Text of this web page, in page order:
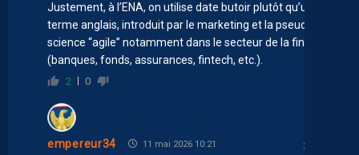
Justement, à l’ENA, on utilise date butoir plutôt qu’un
terme anglais, introduit par le marketing et la pseudo-
science “agile” notamment dans le secteur de la finance
(banques, fonds, assurances, fintech, etc.).
2 0
empereur34 11 mai 2026 10:21